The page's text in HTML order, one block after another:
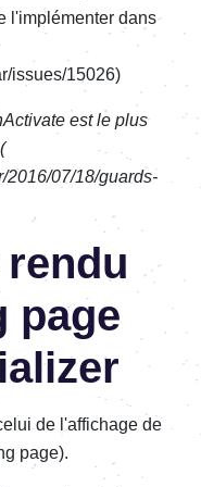
l'implémenter dans
issues/15026)
est le plus
2016/07/18/guards-
page
de l'affichage de
page).